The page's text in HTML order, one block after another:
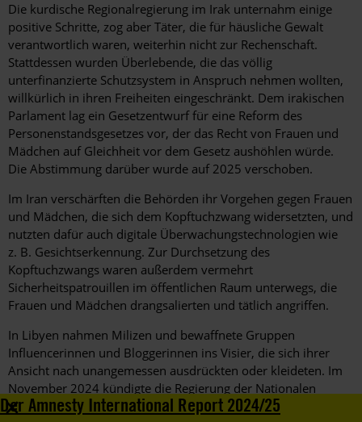
Die kurdische Regionalregierung im Irak unternahm einige
positive Schritte, zog aber Täter, die für häusliche Gewalt
verantwortlich waren, weiterhin nicht zur Rechenschaft.
Stattdessen wurden Überlebende, die das völlig
unterfinanzierte Schutzsystem in Anspruch nehmen wollten,
willkürlich in ihren Freiheiten eingeschränkt. Dem irakischen
Parlament lag ein Gesetzentwurf für eine Reform des
Personenstandsgesetzes vor, der das Recht von Frauen und
Mädchen auf Gleichheit vor dem Gesetz aushöhlen würde.
Die Abstimmung darüber wurde auf 2025 verschoben.
Im Iran verschärften die Behörden ihr Vorgehen gegen Frauen
und Mädchen, die sich dem Kopftuchzwang widersetzten, und
nutzten dafür auch digitale Überwachungstechnologien wie
z. B. Gesichtserkennung. Zur Durchsetzung des
Kopftuchzwangs waren außerdem vermehrt
Sicherheitspatrouillen im öffentlichen Raum unterwegs, die
Frauen und Mädchen drangsalierten und tätlich angriffen.
In Libyen nahmen Milizen und bewaffnete Gruppen
Influencerinnen und Bloggerinnen ins Visier, die sich ihrer
Ansicht nach unangemessen ausdrückten oder kleideten. Im
November 2024 kündigte die Regierung der Nationalen
Einheit mit Sitz in Tripolis an, sie wolle eine
Der Amnesty International Report 2024/25